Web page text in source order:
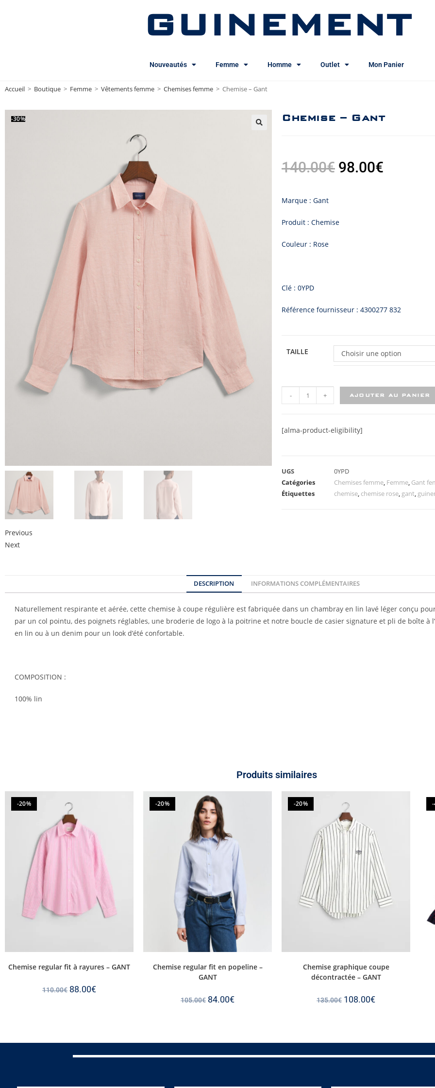
GUINEMENT
Nouveautés Femme Homme Outlet Mon Panier
Accueil > Boutique > Femme > Vêtements femme > Chemises femme > Chemise – Gant
-30%
Previous
Next
Chemise – Gant
140.00€ 98.00€
Marque : Gant
Produit : Chemise
Couleur : Rose
Clé : 0YPD
Référence fournisseur : 4300277 832
TAILLE Choisir une option
- + AJOUTER AU PANIER
[alma-product-eligibility]
UGS
0YPD
Catégories
Chemises femme, Femme, Gant
Étiquettes
chemise, chemise rose, gant,
DESCRIPTION INFORMATIONS COMPLÉMENTAIRES
Naturellement respirante et aérée, cette chemise à coupe régulière est fabriquée dans un chambray en lin lavé léger conçu
par un col pointu, des poignets réglables, une broderie de logo à la poitrine et notre boucle de casier signature et pli de boîte à
en lin ou à un denim pour un look d’été confortable.
COMPOSITION :
100% lin
Produits similaires
-20%
Chemise regular fit à rayures – GANT
110.00€ 88.00€
-20%
Chemise regular fit en popeline –
GANT
105.00€ 84.00€
-20%
Chemise graphique coupe
décontractée – GANT
135.00€ 108.00€